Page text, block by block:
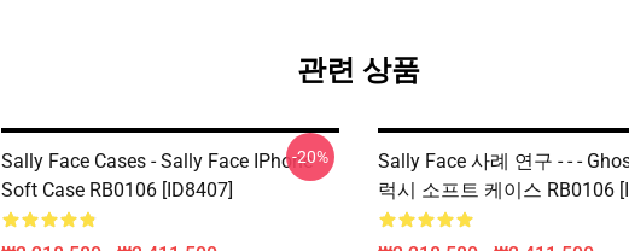
관련 상품
Sally Face Cases - Sally Face IPhone
Soft Case RB0106 [ID8407]
-20%
Sally Face 사례 연구 - - -
럭시 소프트 케이스 RB0106